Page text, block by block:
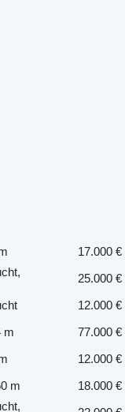
17.000 €
25.000 €
12.000 €
m
77.000 €
12.000 €
m
18.000 €